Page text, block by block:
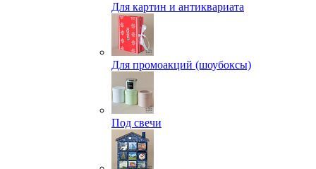
Для картин и антиквариата
Для промоакций (шоубоксы)
Под свечи